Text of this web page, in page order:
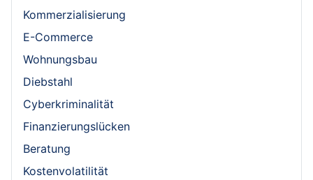
Kommerzialisierung
E-Commerce
Wohnungsbau
Diebstahl
Cyberkriminalität
Finanzierungslücken
Beratung
Kostenvolatilität